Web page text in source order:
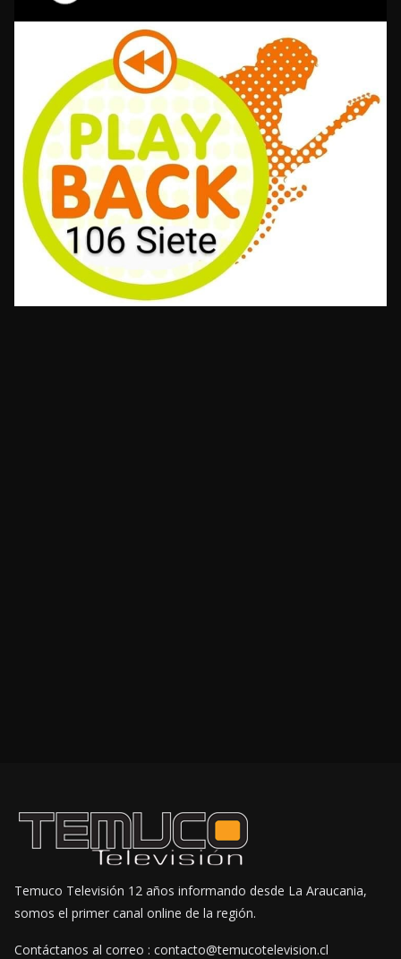
Temuco Televisión 12 años informando desde La Araucania,
somos el primer canal online de la región.
Contáctanos al correo : contacto@temucotelevision.cl